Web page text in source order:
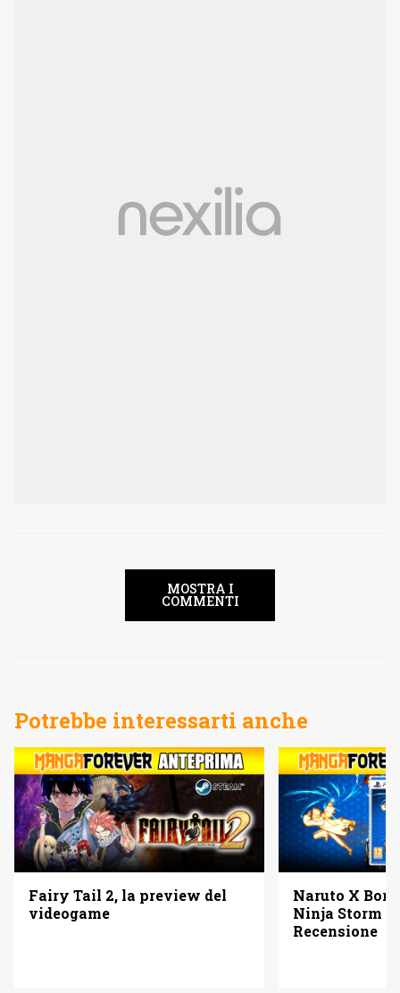
MOSTRA I
COMMENTI
Potrebbe interessarti anche
Fairy Tail 2, la preview del
videogame
Naruto X
Ninja Storm
Recensione